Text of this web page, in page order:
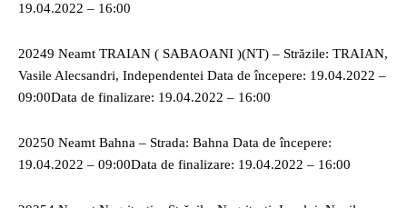
19.04.2022 – 16:00
20249 Neamt TRAIAN ( SABAOANI )(NT) – Străzile: TRAIAN,
Vasile Alecsandri, Independentei Data de începere: 19.04.2022 –
09:00Data de finalizare: 19.04.2022 – 16:00
20250 Neamt Bahna – Strada: Bahna Data de începere:
19.04.2022 – 09:00Data de finalizare: 19.04.2022 – 16:00